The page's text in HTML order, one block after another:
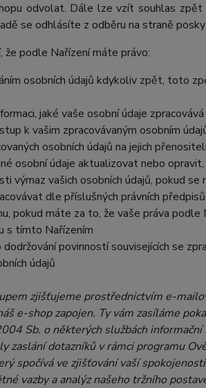
odvolat. Dále lze vzít souhlas
se odhlásíte z odběru na straně
že podle Nařízení máte právo:
osobních údajů kdykoliv zpět, toto
jaké vaše osobní údaje zpracovává
k vašim zpracovávaným osobním
osobních údajů na jejich
osobní údaje aktualizovat nebo
výmaz vašich osobních údajů, pokud
dle příslušných právních předpisů
pokud máte za to, že vaše práva
s tímto Nařízením
povinností souvisejících se
údajů
zjišťujeme prostřednictvím e-
e-shop zapojen. Ty vám zasíláme
Sb. o některých službách
zaslání dotazníků v rámci programu
spočívá ve zjišťování vaší
vazby a analýz našeho tržního